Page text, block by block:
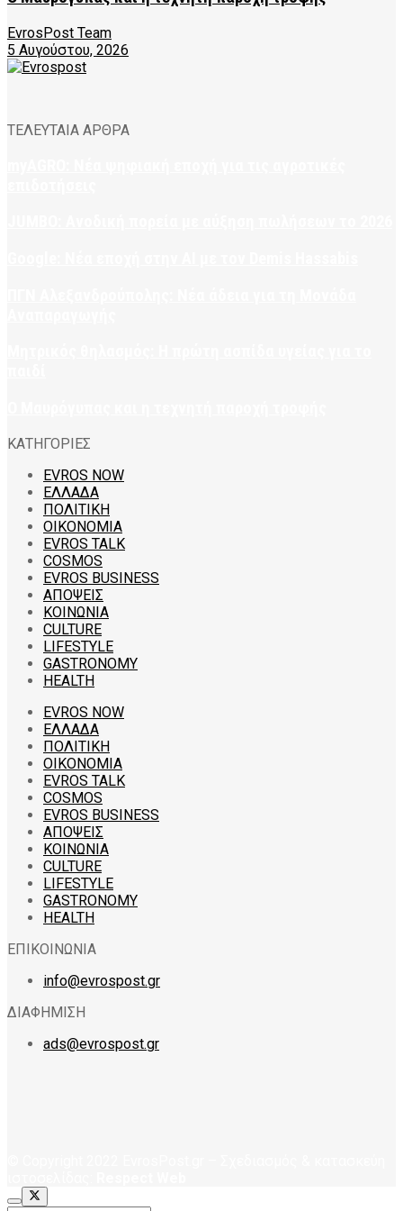
EvrosPost Team
5 Αυγούστου, 2026
ΤΕΛΕΥΤΑΙΑ ΑΡΘΡΑ
ΚΑΤΗΓΟΡΙΕΣ
EVROS NOW
ΕΛΛΑΔΑ
ΠΟΛΙΤΙΚΗ
ΟΙΚΟΝΟΜΙΑ
EVROS TALK
COSMOS
EVROS BUSINESS
ΑΠΟΨΕΙΣ
ΚΟΙΝΩΝΙΑ
CULTURE
LIFESTYLE
GASTRONOMY
HEALTH
EVROS NOW
ΕΛΛΑΔΑ
ΠΟΛΙΤΙΚΗ
ΟΙΚΟΝΟΜΙΑ
EVROS TALK
COSMOS
EVROS BUSINESS
ΑΠΟΨΕΙΣ
ΚΟΙΝΩΝΙΑ
CULTURE
LIFESTYLE
GASTRONOMY
HEALTH
ΕΠΙΚΟΙΝΩΝΙΑ
info@evrospost.gr
ΔΙΑΦΗΜΙΣΗ
ads@evrospost.gr